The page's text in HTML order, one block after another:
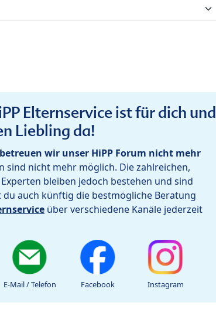
Elternservice ist für dich und
Liebling da!
wir unser HiPP Forum nicht mehr
sind nicht mehr möglich. Die zahlreichen,
bleiben jedoch bestehen und sind
auch künftig die bestmögliche Beratung
über verschiedene Kanäle jederzeit
E-Mail / Telefon Facebook Instagram